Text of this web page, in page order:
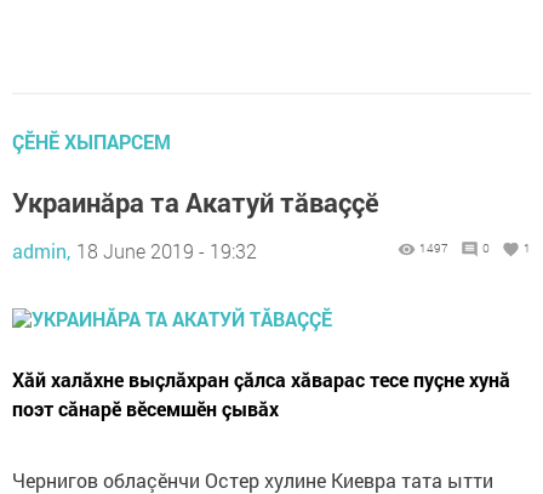
ÇӖНӖ ХЫПАРСЕМ
Украинăра та Акатуй тăваççӗ
admin, 18 June 2019 - 19:32 1497 0 1
Хăй халăхне выçлăхран çăлса хăварас тесе пуçне хунă
поэт сăнарӗ вӗсемшӗн çывăх
Чернигов облаçӗнчи Остер хулине Киевра тата ытти